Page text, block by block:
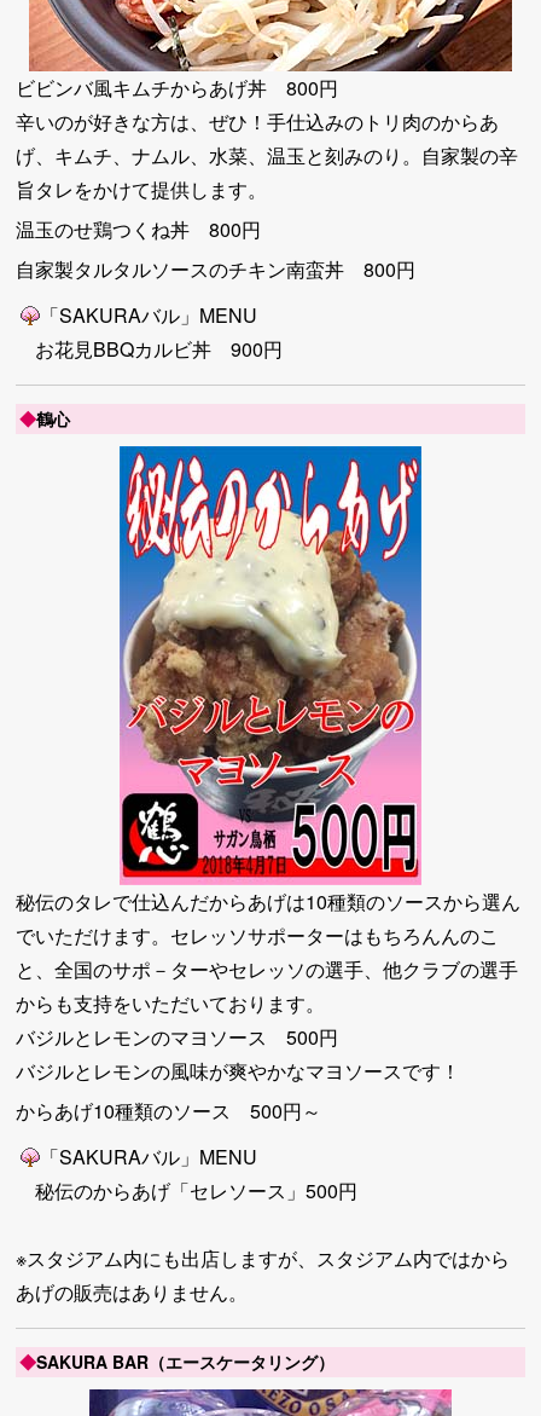
ビビンバ風キムチからあげ丼 800円
辛いのが好きな方は、ぜひ！手仕込みのトリ肉のからあ
げ、キムチ、ナムル、水菜、温玉と刻みのり。自家製の辛
旨タレをかけて提供します。
温玉のせ鶏つくね丼 800円
自家製タルタルソースのチキン南蛮丼 800円
「SAKURAバル」MENU
お花見BBQカルビ丼 900円
◆鶴心
秘伝のタレで仕込んだからあげは10種類のソースから選ん
でいただけます。セレッソサポーターはもちろんんのこ
と、全国のサポ－ターやセレッソの選手、他クラブの選手
からも支持をいただいております。
バジルとレモンのマヨソース 500円
バジルとレモンの風味が爽やかなマヨソースです！
からあげ10種類のソース 500円～
「SAKURAバル」MENU
秘伝のからあげ「セレソース」500円
※スタジアム内にも出店しますが、スタジアム内ではから
あげの販売はありません。
◆SAKURA BAR（エースケータリング）